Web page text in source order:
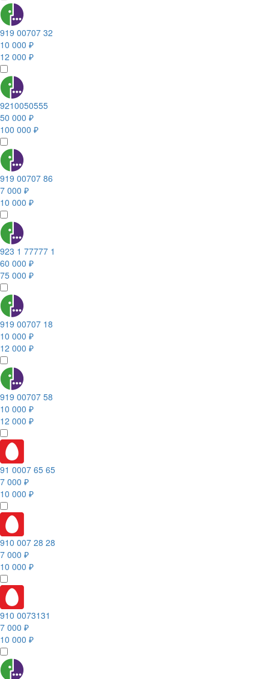
919 00707 32
10 000 ₽
12 000 ₽
9210050555
50 000 ₽
100 000 ₽
919 00707 86
7 000 ₽
10 000 ₽
923 1 77777 1
60 000 ₽
75 000 ₽
919 00707 18
10 000 ₽
12 000 ₽
919 00707 58
10 000 ₽
12 000 ₽
91 0007 65 65
7 000 ₽
10 000 ₽
910 007 28 28
7 000 ₽
10 000 ₽
910 0073131
7 000 ₽
10 000 ₽